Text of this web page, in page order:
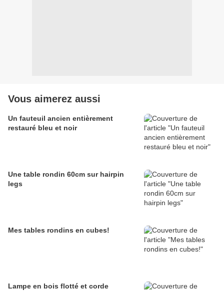
Vous aimerez aussi
Un fauteuil ancien entièrement
restauré bleu et noir
Une table rondin 60cm sur hairpin
legs
Mes tables rondins en cubes!
Lampe en bois flotté et corde